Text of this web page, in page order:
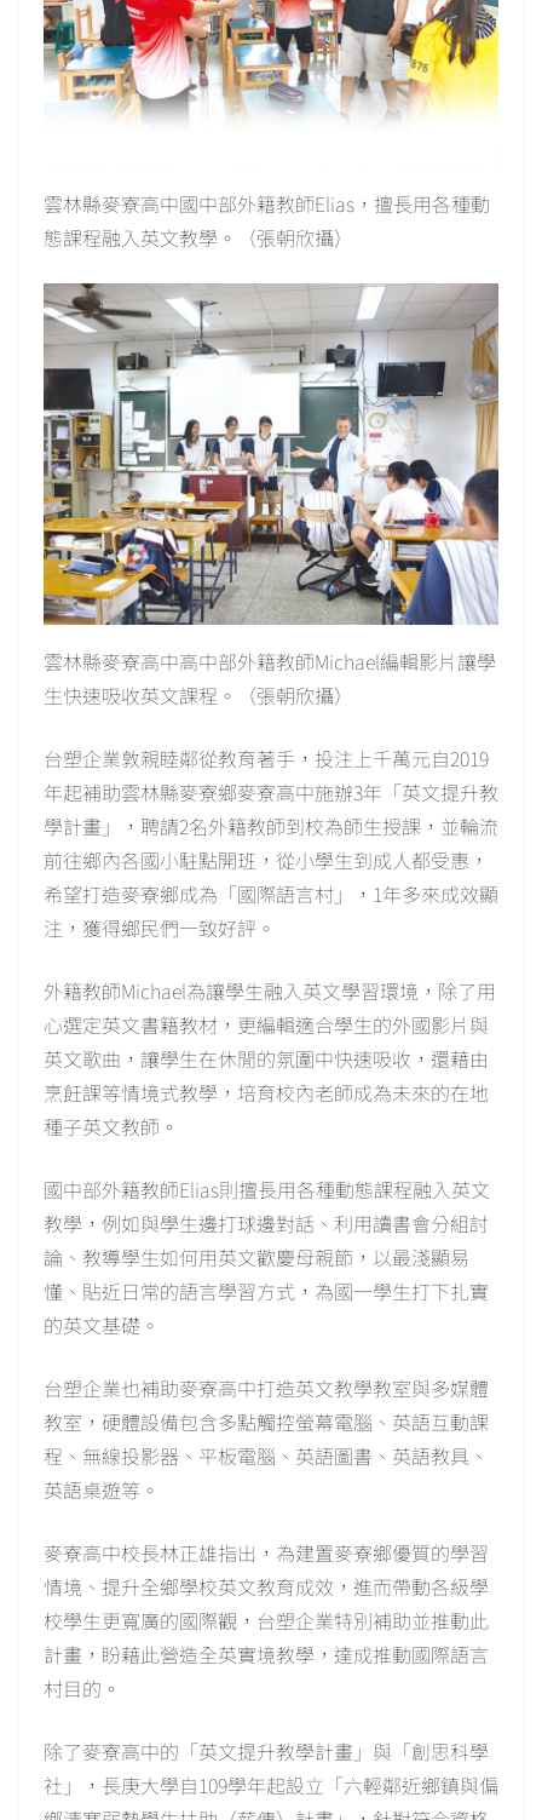
雲林縣麥寮高中國中部外籍教師Elias，擅長用各種動
態課程融入英文教學。（張朝欣攝）
雲林縣麥寮高中高中部外籍教師Michael編輯影片讓學
生快速吸收英文課程。（張朝欣攝）
台塑企業敦親睦鄰從教育著手，投注上千萬元自2019
年起補助雲林縣麥寮鄉麥寮高中施辦3年「英文提升教
學計畫」，聘請2名外籍教師到校為師生授課，並輪流
前往鄉內各國小駐點開班，從小學生到成人都受惠，
希望打造麥寮鄉成為「國際語言村」，1年多來成效顯
注，獲得鄉民們一致好評。
外籍教師Michael為讓學生融入英文學習環境，除了用
心選定英文書籍教材，更編輯適合學生的外國影片與
英文歌曲，讓學生在休閒的氛圍中快速吸收，還藉由
烹飪課等情境式教學，培育校內老師成為未來的在地
種子英文教師。
國中部外籍教師Elias則擅長用各種動態課程融入英文
教學，例如與學生邊打球邊對話、利用讀書會分組討
論、教導學生如何用英文歡慶母親節，以最淺顯易
懂、貼近日常的語言學習方式，為國一學生打下扎實
的英文基礎。
台塑企業也補助麥寮高中打造英文教學教室與多媒體
教室，硬體設備包含多點觸控螢幕電腦、英語互動課
程、無線投影器、平板電腦、英語圖書、英語教具、
英語桌遊等。
麥寮高中校長林正雄指出，為建置麥寮鄉優質的學習
情境、提升全鄉學校英文教育成效，進而帶動各級學
校學生更寬廣的國際觀，台塑企業特別補助並推動此
計畫，盼藉此營造全英實境教學，達成推動國際語言
村目的。
除了麥寮高中的「英文提升教學計畫」與「創思科學
社」，長庚大學自109學年起設立「六輕鄰近鄉鎮與偏